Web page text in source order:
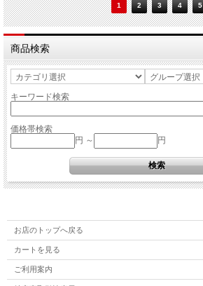
1 2 3 4 5
商品検索
キーワード検索
価格帯検索
円 ～
円
お店のトップへ戻る
カートを見る
ご利用案内